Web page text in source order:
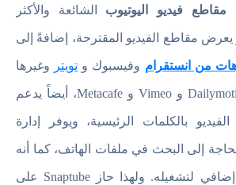
مقاطع فيديو اليوتيوب الشائعة والأكثر
مقاطع الفيديو المقترحة، إضافةً إلى
من انستقرام وفيسبوك و تويتر وغيرها
من المواقع مثل Dailymotion و Vimeo و Metacafe، أيضاً يدعم
بالكلمات الرئيسية، ويوفر إدارة
إلى البحث في ملفات الهاتف، كما أنه
لا يحتاج لأي مكون إضافي لتشغيله. ولهذا حاز Snaptube على